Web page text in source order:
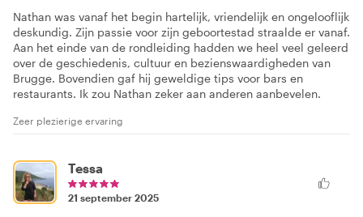
Nathan was vanaf het begin hartelijk, vriendelijk en ongelooflijk
deskundig. Zijn passie voor zijn geboortestad straalde er vanaf.
Aan het einde van de rondleiding hadden we heel veel geleerd
over de geschiedenis, cultuur en bezienswaardigheden van
Brugge. Bovendien gaf hij geweldige tips voor bars en
restaurants. Ik zou Nathan zeker aan anderen aanbevelen.
Zeer plezierige ervaring
Tessa
21 september 2025